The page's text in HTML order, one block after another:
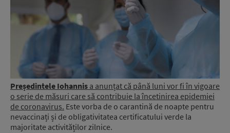
Președintele Iohannis a anunțat că până luni vor fi în vigoare
o serie de măsuri care să contribuie la încetinirea epidemiei
de coronavirus. Este vorba de o carantină de noapte pentru
nevaccinați și de obligativitatea certificatului verde la
majoritate activităților zilnice.